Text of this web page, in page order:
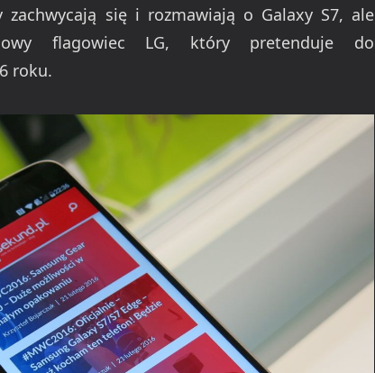
zachwycają się i rozmawiają o Galaxy S7, ale
flagowiec LG, który pretenduje do
roku.